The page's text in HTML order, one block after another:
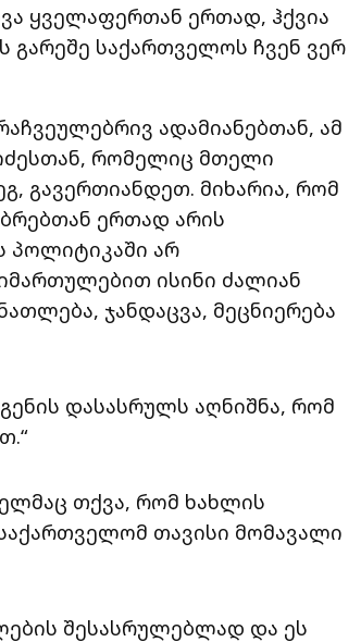
ყველაფერთან ერთად, ჰქვია
საქართველოს ჩვენ ვერ
ადამიანებთან, ამ
რომელიც მთელი
გავერთიანდეთ. მიხარია, რომ
ერთად არის
პოლიტიკაში არ
ისინი ძალიან
ჯანდაცვა, მეცნიერება
დასასრულს აღნიშნა, რომ
თქვა, რომ ხახლის
თავისი მომავალი
შესასრულებლად და ეს